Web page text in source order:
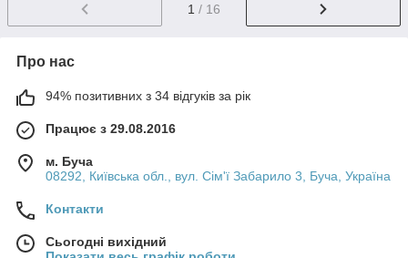
1 / 16
Про нас
94% позитивних з 34 відгуків за рік
Працює з 29.08.2016
м. Буча
08292, Київська обл., вул. Сім'ї Забарило 3, Буча, Україна
Контакти
Сьогодні вихідний